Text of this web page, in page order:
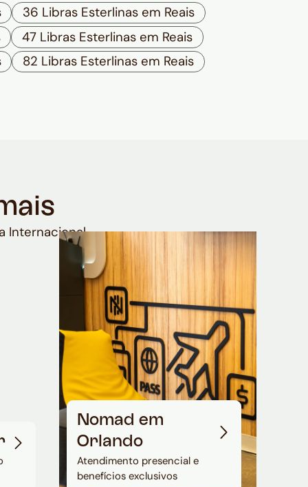
36 Libras Esterlinas em Reais
47 Libras Esterlinas em Reais
82 Libras Esterlinas em Reais
Internacional
Nomad em
Orlando
Atendimento presencial e
benefícios exclusivos